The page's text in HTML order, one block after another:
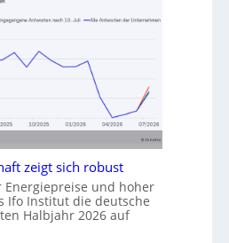
zeigt sich robust
Energiepreise und hoher
Ifo Institut die deutsche
Halbjahr 2026 auf